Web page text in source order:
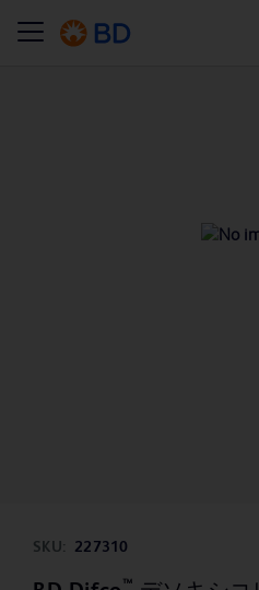
SKU: 227310
™